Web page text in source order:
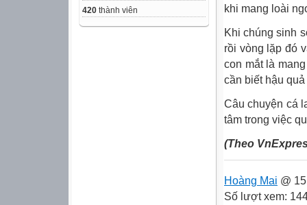
420 thành viên
khi mang loài
Khi chúng sinh
rồi vòng lặp đó
con mắt là
cần biết hậu quả
Câu chuyện cá
tâm trong việc
(Theo
Hoàng Mai @
Số lượt xem: